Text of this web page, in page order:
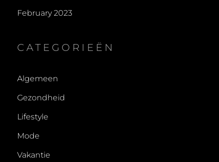
February 2023
CATEGORIEËN
Algemeen
Gezondheid
Lifestyle
Mode
Vakantie